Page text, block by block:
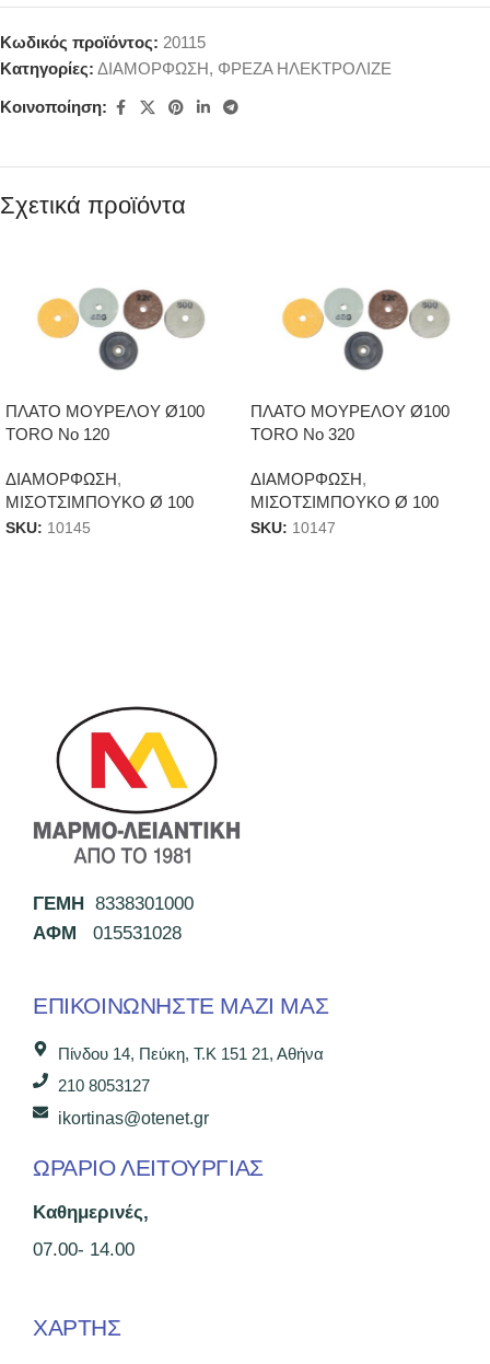
Κωδικός προϊόντος: 20115
Κατηγορίες: ΔΙΑΜΟΡΦΩΣΗ, ΦΡΕΖΑ ΗΛΕΚΤΡΟΛΙΖΕ
Κοινοποίηση:
Σχετικά προϊόντα
ΠΛΑΤΟ ΜΟΥΡΕΛΟΥ Ø100
TORO Νο 120
ΔΙΑΜΟΡΦΩΣΗ,
ΜΙΣΟΤΣΙΜΠΟΥΚΟ Ø 100
SKU: 10145
ΠΛΑΤΟ ΜΟΥΡΕΛΟΥ Ø100
TORO Νο 320
ΔΙΑΜΟΡΦΩΣΗ,
ΜΙΣΟΤΣΙΜΠΟΥΚΟ Ø 100
SKU: 10147
ΓΕΜΗ 8338301000
ΑΦΜ 015531028
ΕΠΙΚΟΙΝΩΝΉΣΤΕ ΜΑΖΊ ΜΑΣ
Πίνδου 14, Πεύκη, Τ.Κ 151 21, Αθήνα
210 8053127
ikortinas@otenet.gr
ΩΡΑΡΙΟ ΛΕΙΤΟΥΡΓΙΑΣ
Καθημερινές,
07.00- 14.00
ΧΑΡΤΗΣ